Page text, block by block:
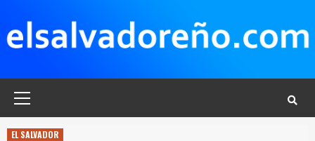
contenido
EL SALVADOR